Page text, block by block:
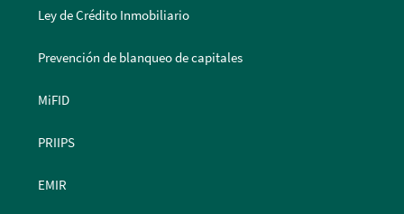
Ley de Crédito Inmobiliario
Prevención de blanqueo de capitales
MiFID
PRIIPS
EMIR